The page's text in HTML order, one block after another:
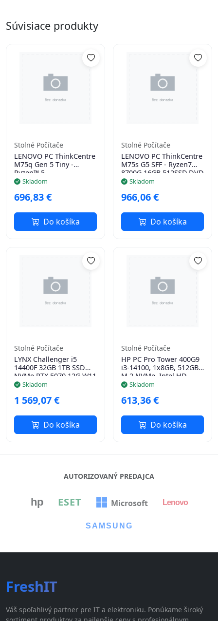
Súvisiace produkty
Stolné Počítače
LENOVO PC ThinkCentre
M75q Gen 5 Tiny -
Ryzen™ 5
8500GE,16GB,512SSD,HDMI,DP,AMD
740M,BezOS,3Y Onsite
Skladom
696,83 €
Do košíka
Stolné Počítače
LENOVO PC ThinkCentre
M75s G5 SFF - Ryzen7
Skladom
966,06 €
Do košíka
Stolné Počítače
LYNX Challenger i5
14400F 32GB 1TB SSD
NVMe RTX 5070 12G W11
Home
Skladom
1 569,07 €
Do košíka
Stolné Počítače
HP PC Pro Tower 400G9
i3-14100, 1x8GB, 512GB
M.2 NVMe, Intel HD
DP+HDMI, usb kl. myš,
platinum,Win11Home,3y
Skladom
613,36 €
Do košíka
AUTORIZOVANÝ PREDAJCA
hp ESET Microsoft Lenovo
SAMSUNG
FreshIT
Váš spoľahlivý partner pre IT a elektroniku. Ponúkame široký